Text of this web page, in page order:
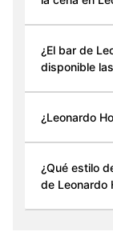
¿El bar de
disponible
¿Leonardo
¿Qué estilo
de Leonardo